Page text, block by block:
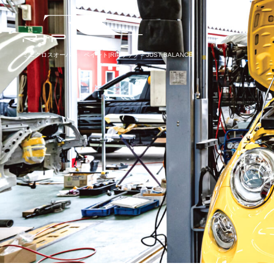
ミニクロスオーバー ペイント|RIPリップ – JUST BALANCE